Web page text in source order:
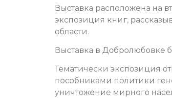
Выставка расположена на
экспозиция книг,
области.
Выставка в Добролюбовке
Тематически экспозиция
пособниками политики
уничтожение мирного